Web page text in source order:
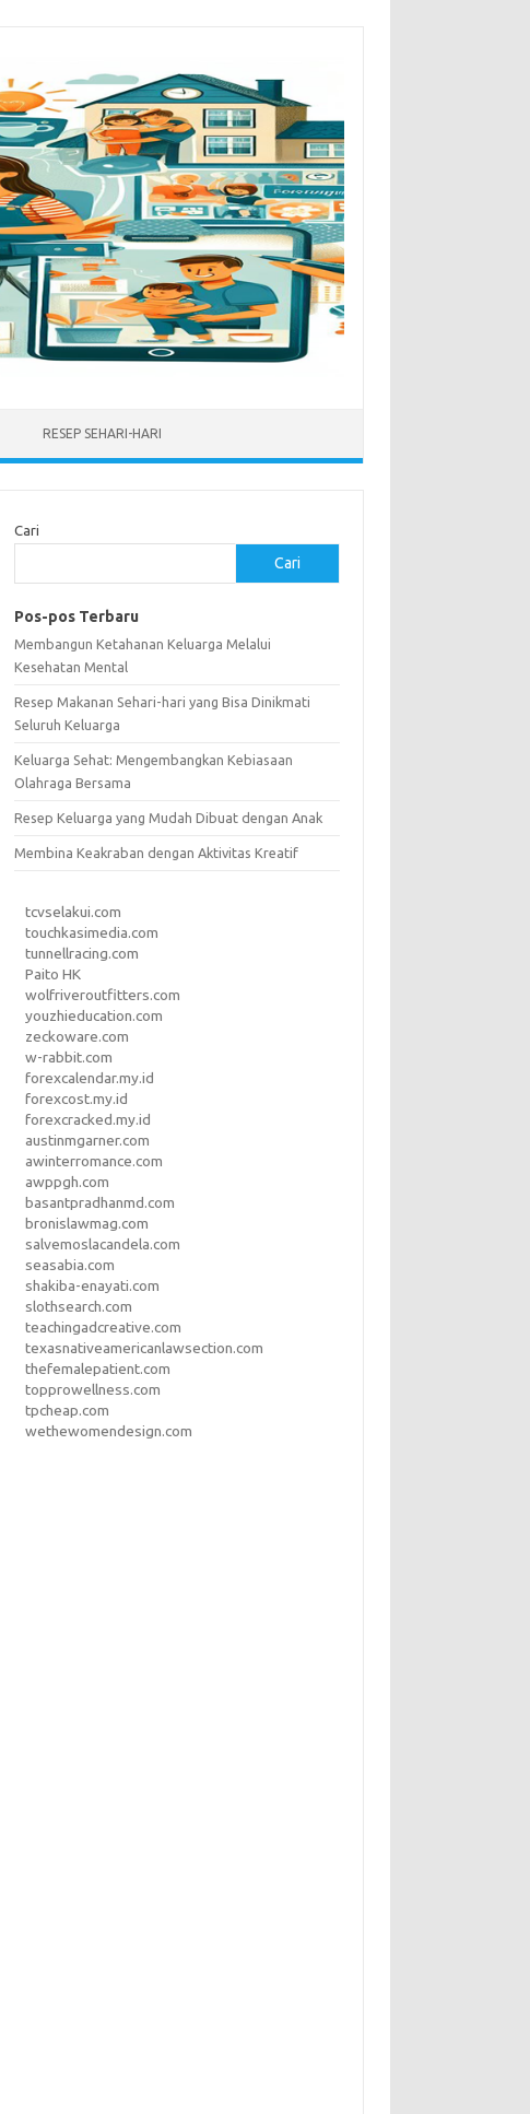
RESEP SEHARI-HARI
Cari
Cari
Pos-pos Terbaru
Membangun Ketahanan Keluarga Melalui
Kesehatan Mental
Resep Makanan Sehari-hari yang Bisa Dinikmati
Seluruh Keluarga
Keluarga Sehat: Mengembangkan Kebiasaan
Olahraga Bersama
Resep Keluarga yang Mudah Dibuat dengan Anak
Membina Keakraban dengan Aktivitas Kreatif
tcvselakui.com
touchkasimedia.com
tunnellracing.com
Paito HK
wolfriveroutfitters.com
youzhieducation.com
zeckoware.com
w-rabbit.com
forexcalendar.my.id
forexcost.my.id
forexcracked.my.id
austinmgarner.com
awinterromance.com
awppgh.com
basantpradhanmd.com
bronislawmag.com
salvemoslacandela.com
seasabia.com
shakiba-enayati.com
slothsearch.com
teachingadcreative.com
texasnativeamericanlawsection.com
thefemalepatient.com
topprowellness.com
tpcheap.com
wethewomendesign.com